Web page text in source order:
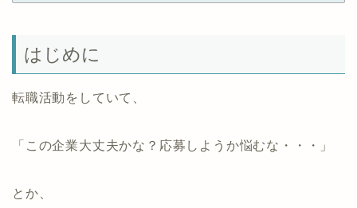
はじめに
転職活動をしていて、
「この企業大丈夫かな？応募しようか悩むな・・・」
とか、